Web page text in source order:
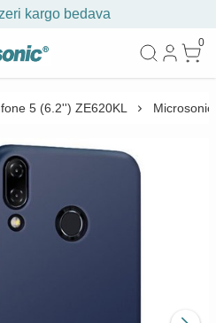
kargo bedava
0
5 (6.2'') ZE620KL